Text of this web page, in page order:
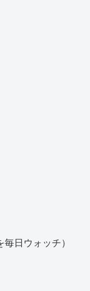
日ウォッチ）